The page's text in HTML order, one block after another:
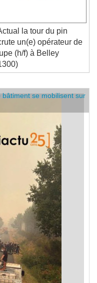
la tour du pin
un(e) opérateur de
(h/f) à Belley
se mobilisent sur